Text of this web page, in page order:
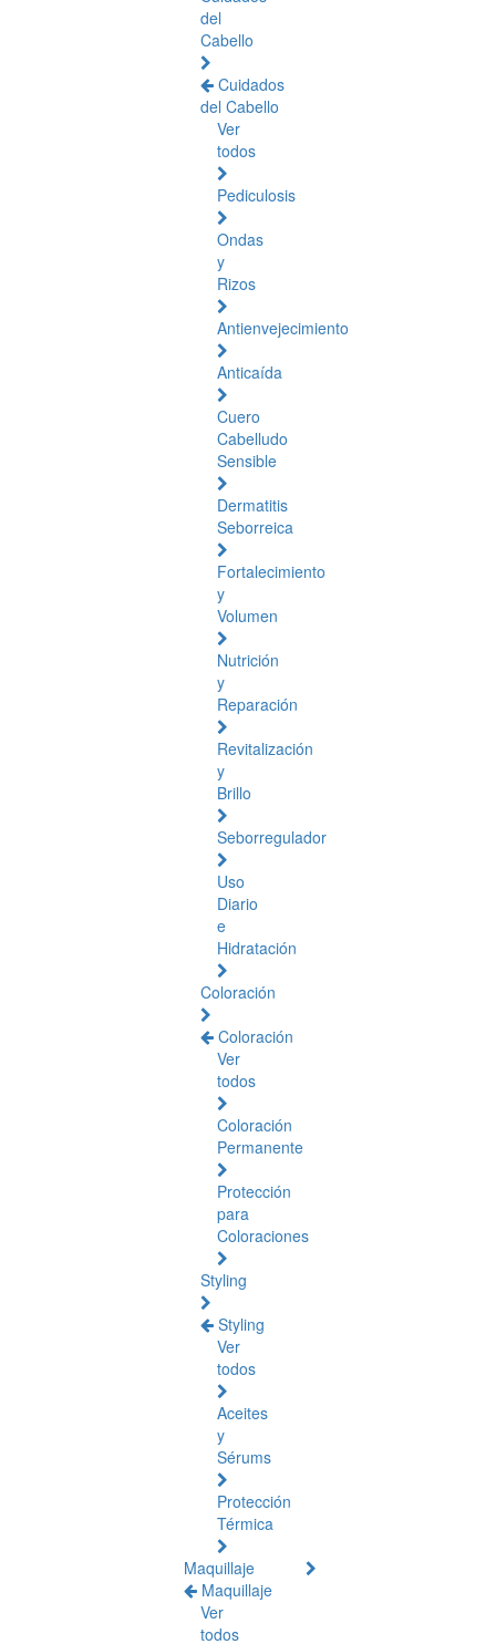
del
Cabello
Cuidados
del Cabello
Ver
todos
Pediculosis
Ondas
y
Rizos
Antienvejecimiento
Anticaída
Cuero
Cabelludo
Sensible
Dermatitis
Seborreica
Fortalecimiento
y
Volumen
Nutrición
y
Reparación
Revitalización
y
Brillo
Seborregulador
Uso
Diario
e
Hidratación
Coloración
Coloración
Ver
todos
Coloración
Permanente
Protección
para
Coloraciones
Styling
Styling
Ver
todos
Aceites
y
Sérums
Protección
Térmica
Maquillaje
Maquillaje
Ver
todos